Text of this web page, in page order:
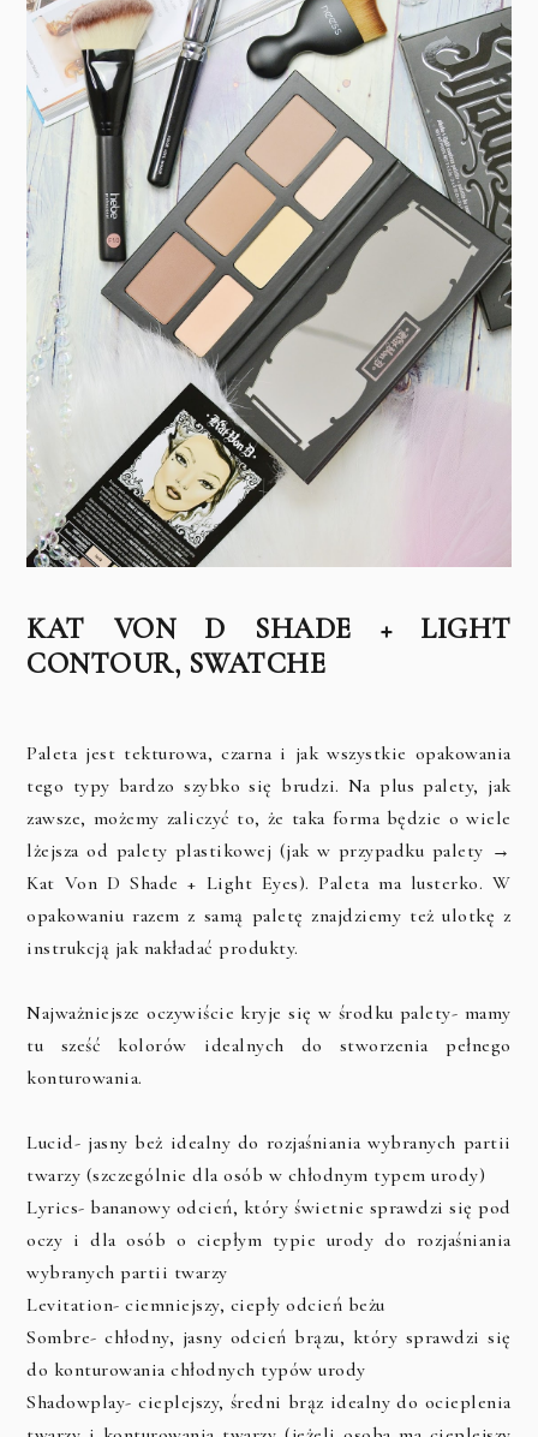
KAT VON D SHADE + LIGHT
CONTOUR, SWATCHE
Paleta jest tekturowa, czarna i jak wszystkie opakowania
tego typy bardzo szybko się brudzi. Na plus palety, jak
zawsze, możemy zaliczyć to, że taka forma będzie o wiele
lżejsza od palety plastikowej (jak w przypadku palety →
Kat Von D Shade + Light Eyes). Paleta ma lusterko. W
opakowaniu razem z samą paletę znajdziemy też ulotkę z
instrukcją jak nakładać produkty.
Najważniejsze oczywiście kryje się w środku palety- mamy
tu sześć kolorów idealnych do stworzenia pełnego
konturowania.
Lucid- jasny beż idealny do rozjaśniania wybranych partii
twarzy (szczególnie dla osób w chłodnym typem urody)
Lyrics- bananowy odcień, który świetnie sprawdzi się pod
oczy i dla osób o ciepłym typie urody do rozjaśniania
wybranych partii twarzy
Levitation- ciemniejszy, ciepły odcień beżu
Sombre- chłodny, jasny odcień brązu, który sprawdzi się
do konturowania chłodnych typów urody
Shadowplay- cieplejszy, średni brąz idealny do ocieplenia